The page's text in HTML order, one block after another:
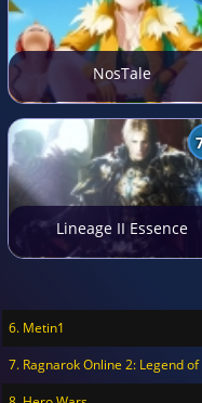
NosTale
Lineage II Essence
6. Metin1
7. Ragnarok Online 2: Legend